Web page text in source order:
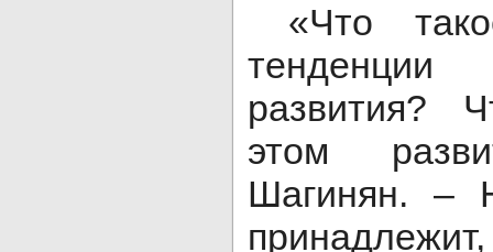
«Что
тенденции
развития?
этом
Шагинян. –